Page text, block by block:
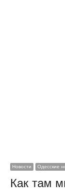
Новости Одесские
Как там